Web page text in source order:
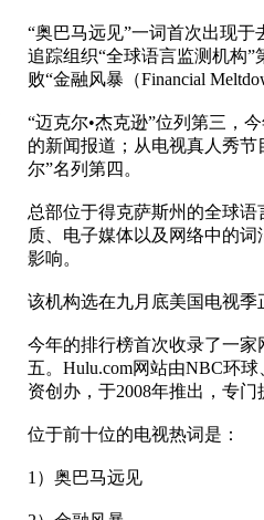
“奥巴马远见”一词首次出现
追踪组织“全球语言监测机构”
败“金融风暴（Financial
“迈克尔•杰克逊”位列第三，
的新闻报道；从电视真人秀
尔”名列第四。
总部位于得克萨斯州的全球
质、电子媒体以及网络中的
影响。
该机构选在九月底美国电视季
今年的排行榜首次收录了一家
五。Hulu.com网站由NBC环
资创办，于2008年推出，专门
位于前十位的电视热词是：
1）奥巴马远见